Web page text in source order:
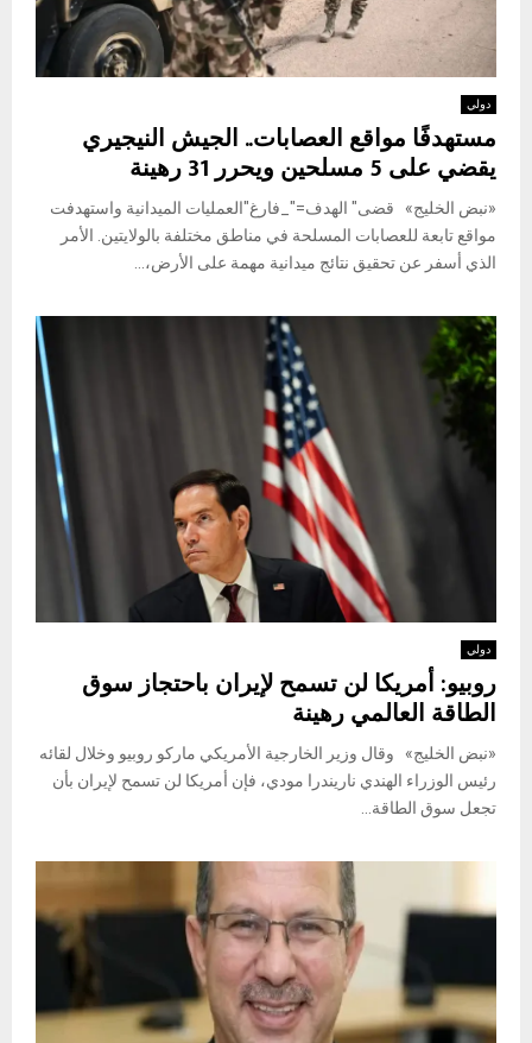
دولي
مستهدفًا مواقع العصابات.. الجيش النيجيري
يقضي على 5 مسلحين ويحرر 31 رهينة
«نبض الخليج» قضى" الهدف="_فارغ"العمليات الميدانية واستهدفت
مواقع تابعة للعصابات المسلحة في مناطق مختلفة بالولايتين. الأمر
الذي أسفر عن تحقيق نتائج ميدانية مهمة على الأرض،...
دولي
روبيو: أمريكا لن تسمح لإيران باحتجاز سوق
الطاقة العالمي رهينة
«نبض الخليج» وقال وزير الخارجية الأمريكي ماركو روبيو وخلال لقائه
رئيس الوزراء الهندي ناريندرا مودي، فإن أمريكا لن تسمح لإيران بأن
تجعل سوق الطاقة...